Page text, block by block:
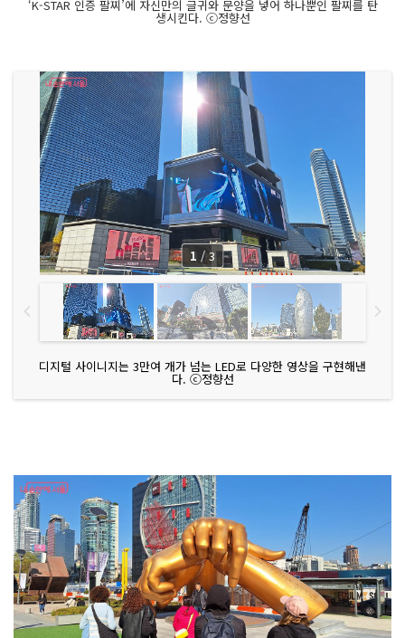
‘K-STAR 인증 팔찌’에 자신만의 글귀와 문양을 넣어 하나뿐인 팔찌를 탄
생시킨다. ⓒ정향선
디지털 사이니지는 3만여 개가 넘는 LED로 다양한 영상을 구현해낸
다. ⓒ정향선
1 / 3